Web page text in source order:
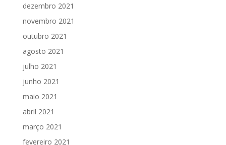
dezembro 2021
novembro 2021
outubro 2021
agosto 2021
julho 2021
junho 2021
maio 2021
abril 2021
março 2021
fevereiro 2021